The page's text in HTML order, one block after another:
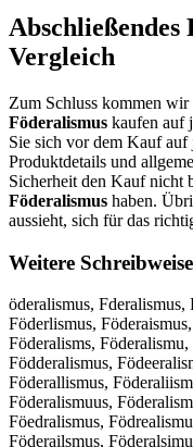
Abschließendes
Vergleich
Zum Schluss kommen wir
Föderalismus kaufen auf
Sie sich vor dem Kauf auf
Produktdetails und
Sicherheit den Kauf nicht
Föderalismus haben.
aussieht, sich für das
Weitere
öderalismus, Fderalismus,
Föderlismus,
Föderalisms,
Födderalismus,
Föderallismus,
Föderalismuus,
Föedralismus,
Föderailsmus,